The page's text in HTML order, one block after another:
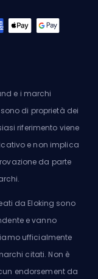
e i marchi
di proprietà dei
riferimento viene
e non implica
da parte
da Eloking sono
e vanno
ufficialmente
citati. Non è
endorsement da